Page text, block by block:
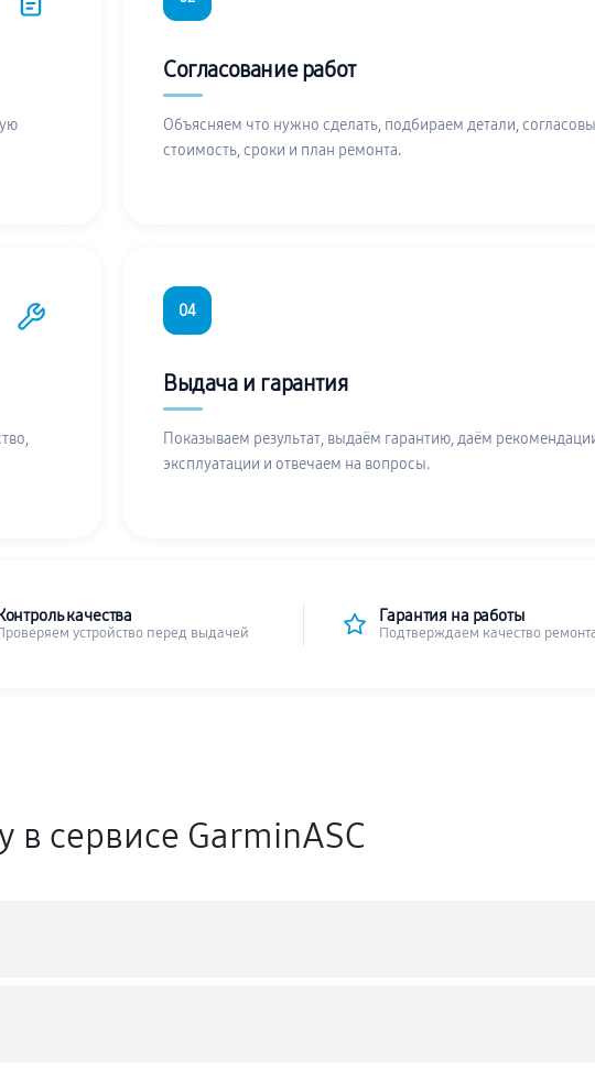
Согласование работ
Объясняем что нужно сделать, подбираем детали,
стоимость, сроки и план ремонта.
04
Выдача и гарантия
Показываем результат, выдаём гарантию, даём
эксплуатации и отвечаем на вопросы.
качества
устройство перед выдачей
Гарантия на работы
Подтверждаем качество
в сервисе GarminASC